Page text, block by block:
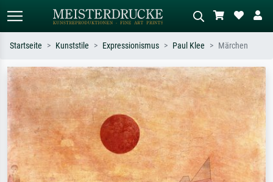
Standardsuche KI-Bildersuche
Suchen Sie nach Künstlern, Werktiteln
oder Stilen – z.B. Monet,
Sternennacht, Impressionismus, Welle
Hokusai, Akt.
Beschreiben Sie die Szene – z.B. Grüne
Wiese, Abstrakt mit viel Rot, Dunkles
Ölgemälde, Stehender Akt neben einem
Baum.
Startseite Kunststile Expressionismus Paul Klee Märchen